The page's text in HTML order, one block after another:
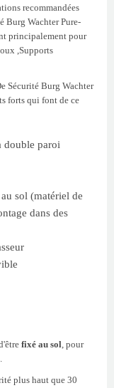
recommandées
Burg Wachter Pure-
principalement pour
,Supports
Sécurité Burg Wachter
forts qui font de ce
double paroi
sol (matériel de
dans des
fixé au sol, pour
plus haut que 30